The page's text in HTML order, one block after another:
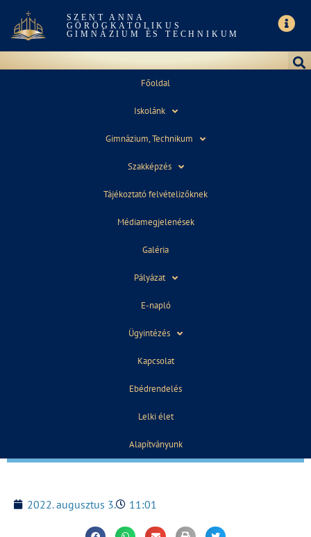
SZENT ANNA
GÖRÖGKATOLIKUS
GIMNÁZIUM ÉS TECHNIKUM
Főoldal
Iskolánk
Gimnázium, Technikum
Szakképzés
Tájékoztató felvételizőknek
Médiamegjelenések
Galéria
Pályázat
E-napló
Ügyintézés
Kapcsolat
Ebédrendelés
Lelki élet
Alapítványunk
2018 BALLAGÁS
2022. augusztus 3. 11:01